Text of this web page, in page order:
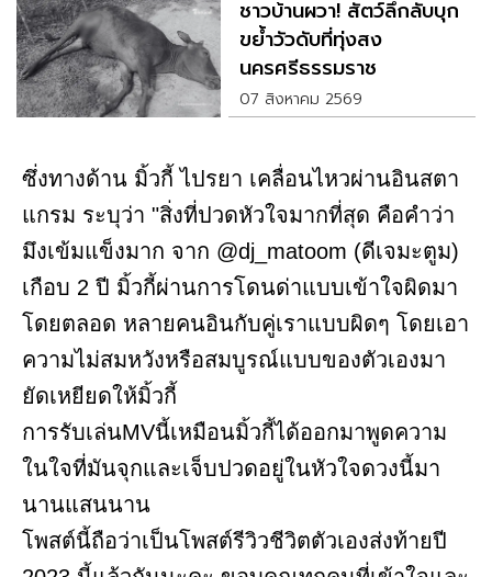
ชาวบ้านผวา! สัตว์ลึกลับบุก
ขย้ำวัวดับที่ทุ่งสง
นครศรีธรรมราช
07 สิงหาคม 2569
ซึ่งทางด้าน มิ้วกี้ ไปรยา เคลื่อนไหวผ่านอินสตา
แกรม ระบุว่า "สิ่งที่ปวดหัวใจมากที่สุด คือคำว่า
มึงเข้มแข็งมาก จาก @dj_matoom (ดีเจมะตูม)
เกือบ 2 ปี มิ้วกี้ผ่านการโดนด่าแบบเข้าใจผิดมา
โดยตลอด หลายคนอินกับคู่เราแบบผิดๆ โดยเอา
ความไม่สมหวังหรือสมบูรณ์แบบของตัวเองมา
ยัดเหยียดให้มิ้วกี้
การรับเล่นMVนี้เหมือนมิ้วกี้ได้ออกมาพูดความ
ในใจที่มันจุกและเจ็บปวดอยู่ในหัวใจดวงนี้มา
นานแสนนาน
โพสต์นี้ถือว่าเป็นโพสต์รีวิวชีวิตตัวเองส่งท้ายปี